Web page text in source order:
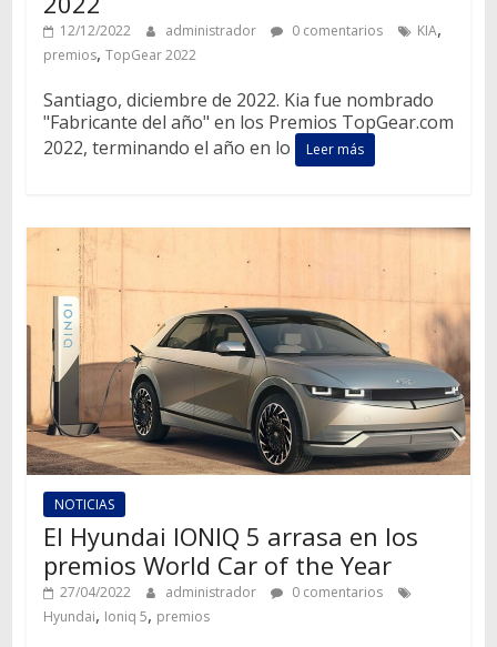
12/12/2022 administrador 0 comentarios KIA,
premios, TopGear 2022
Santiago, diciembre de 2022. Kia fue nombrado
"Fabricante del año" en los Premios TopGear.com
2022, terminando el año en lo
Leer más
NOTICIAS
El Hyundai IONIQ 5 arrasa en los
premios World Car of the Year
27/04/2022 administrador
0 comentarios
Hyundai, Ioniq 5, premios